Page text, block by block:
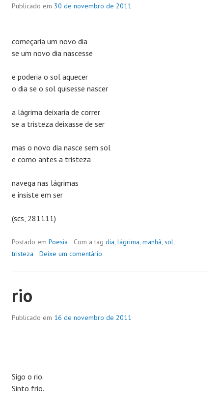
Publicado em 30 de novembro de 2011
começaria um novo dia
se um novo dia nascesse
e poderia o sol aquecer
o dia se o sol quisesse nascer
a lágrima deixaria de correr
se a tristeza deixasse de ser
mas o novo dia nasce sem sol
e como antes a tristeza
navega nas lágrimas
e insiste em ser
(scs, 281111)
Postado em Poesia Com a tag dia, lágrima, manhã, sol,
tristeza
Deixe um comentário
rio
Publicado em 16 de novembro de 2011
Sigo o rio.
Sinto frio.